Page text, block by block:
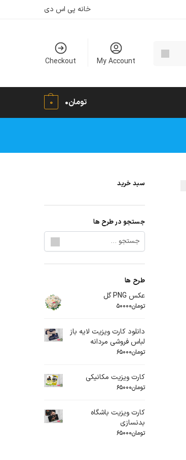
خانه پی اس دی
My Account
Checkout
تومان۰ 0
سبد خرید
جستجو در طرح ها
طرح ها
عکس PNG گل
تومان۵۰۰۰۰
دانلود کارت ویزیت لایه باز
لباس فروشی مردانه
تومان۶۵۰۰۰
کارت ویزیت مکانیکی
تومان۶۵۰۰۰
کارت ویزیت باشگاه
بدنسازی
تومان۶۵۰۰۰